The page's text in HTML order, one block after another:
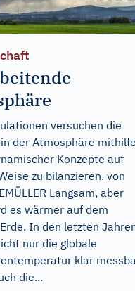
versuchen die
der Atmosphäre mithilfe
Konzepte auf
zu bilanzieren. von
Langsam, aber
es wärmer auf dem
In den letzten
nur die globale
klar
die...